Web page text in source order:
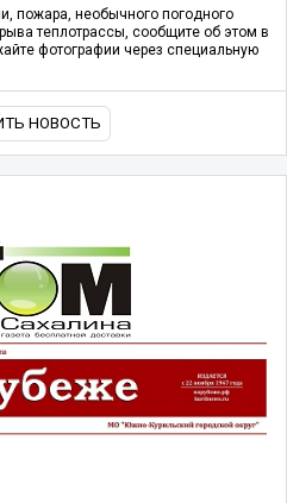
пожара, необычного погодного
теплотрассы, сообщите об этом в
фотографии через специальную
НОВОСТЬ